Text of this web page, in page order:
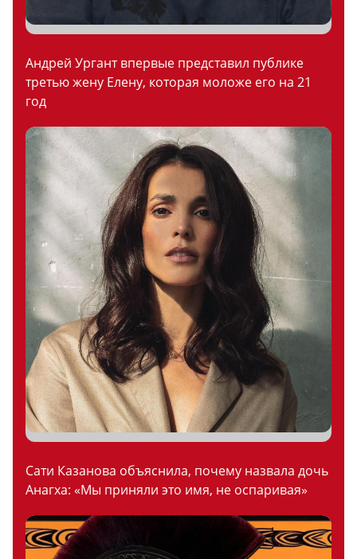
Андрей Ургант впервые представил публике
третью жену Елену, которая моложе его на 21
год
Сати Казанова объяснила, почему назвала дочь
Анагха: «Мы приняли это имя, не оспаривая»